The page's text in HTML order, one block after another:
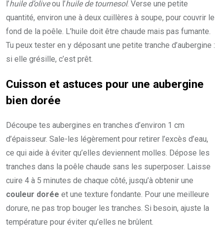
l’huile d’oliveou l’huile de tournesol. Verse une petite
quantité, environ une à deux cuillères à soupe, pour couvrir le
fond de la poêle. L’huile doit être chaude mais pas fumante.
Tu peux tester en y déposant une petite tranche d’aubergine :
si elle grésille, c’est prêt.
Cuisson et astuces pour une aubergine
bien dorée
Découpe tes aubergines en tranches d’environ 1 cm
d’épaisseur. Sale-les légèrement pour retirer l’excès d’eau,
ce qui aide à éviter qu’elles deviennent molles. Dépose les
tranches dans la poêle chaude sans les superposer. Laisse
cuire 4 à 5 minutes de chaque côté, jusqu’à obtenir une
couleur dorée et une texture fondante. Pour une meilleure
dorure, ne pas trop bouger les tranches. Si besoin, ajuste la
température pour éviter qu’elles ne brûlent.